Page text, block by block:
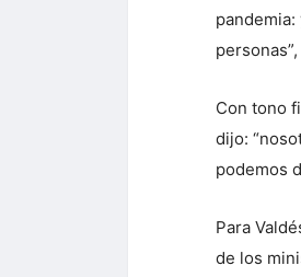
Con tono
dijo:
podemos
Para
de los